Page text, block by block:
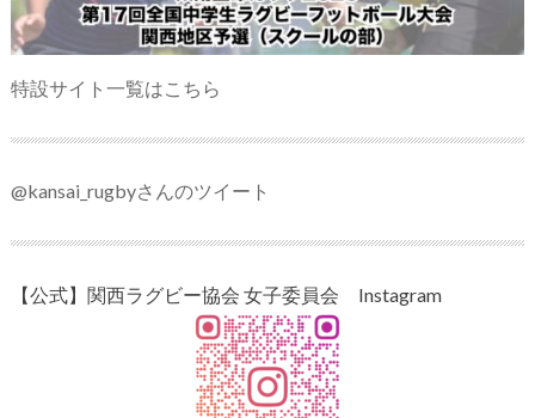
特設サイト一覧はこちら
@kansai_rugbyさんのツイート
【公式】関西ラグビー協会 女子委員会 Instagram